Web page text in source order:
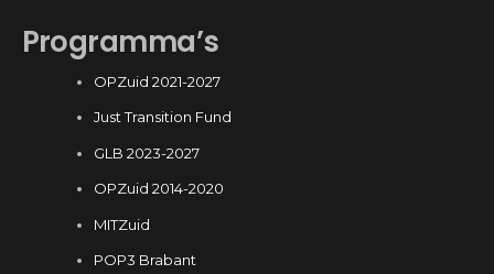
Programma’s
OPZuid 2021-2027
Just Transition Fund
GLB 2023-2027
OPZuid 2014-2020
MITZuid
POP3 Brabant